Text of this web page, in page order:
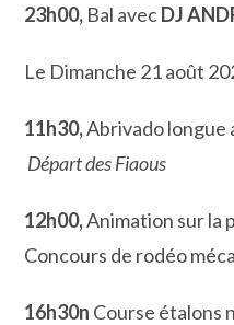
23h00, Bal avecDJ
Le Dimanche 21 août
11h30,Abrivado longue
Départ des Fiaous
12h00,Animation sur la
Concours de rodéo
16h30n Course étalons